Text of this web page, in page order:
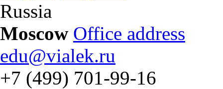
Russia
Moscow Office address
edu@vialek.ru
+7 (499) 701-99-16